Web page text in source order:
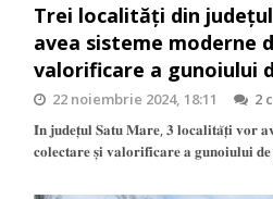
Trei localități din
avea sisteme moderne
valorificare a gunoiului
22 noiembrie 2024, 18:11
2
𝐈̂𝐧 𝐣𝐮𝐝𝐞𝐭̦𝐮𝐥 𝐒𝐚𝐭𝐮 𝐌𝐚𝐫𝐞, 𝟑 𝐥𝐨𝐜𝐚𝐥𝐢𝐭𝐚̆𝐭̦𝐢 𝐯𝐨𝐫
𝐜𝐨𝐥𝐞𝐜𝐭𝐚𝐫𝐞 𝐬̦𝐢 𝐯𝐚𝐥𝐨𝐫𝐢𝐟𝐢𝐜𝐚𝐫𝐞 𝐚 𝐠𝐮𝐧𝐨𝐢𝐮𝐥𝐮𝐢